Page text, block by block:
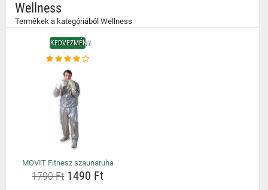
Wellness
Termékek a kategóriából Wellness
KEDVEZMÉNY
MOVIT Fitnesz szaunaruha
1790 Ft1490 Ft